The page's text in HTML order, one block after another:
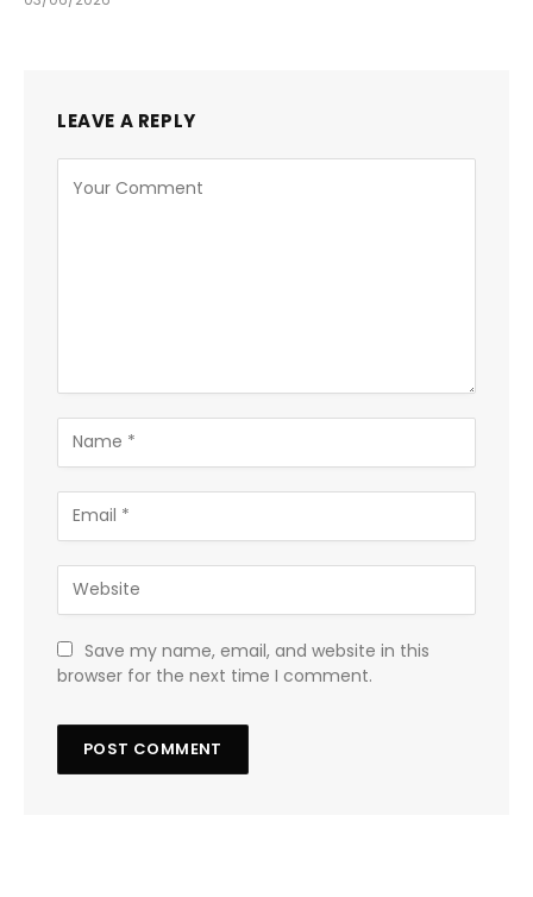
LEAVE A REPLY
Save my name, email, and website in this
browser for the next time I comment.